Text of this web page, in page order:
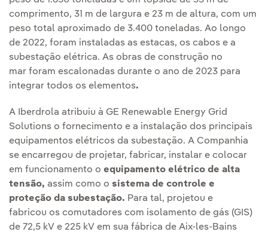
comprimento, 31 m de largura e 23 m de altura, com um
peso total aproximado de 3.400 toneladas. Ao longo
de 2022, foram instaladas as estacas, os cabos e a
subestação elétrica. As obras de construção no
mar foram escalonadas durante o ano de 2023 para
integrar todos os elementos.
A Iberdrola atribuiu à GE Renewable Energy Grid
Solutions o fornecimento e a instalação dos principais
equipamentos elétricos da subestação. A Companhia
se encarregou de projetar, fabricar, instalar e colocar
em funcionamento o equipamento elétrico de alta
tensão, assim como o sistema de controle e
proteção da subestação. Para tal, projetou e
fabricou os comutadores com isolamento de gás (GIS)
de 72,5 kV e 225 kV em sua fábrica de Aix-les-Bains